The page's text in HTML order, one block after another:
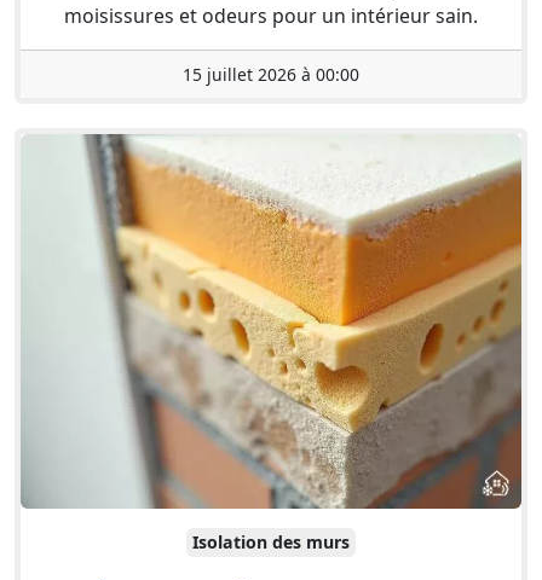
moisissures et odeurs pour un intérieur sain.
15 juillet 2026 à 00:00
Isolation des murs